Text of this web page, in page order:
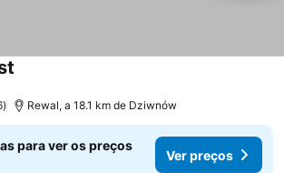
Rewal, a 18.1 km de Dziwnów
para ver os preços
Ver preços